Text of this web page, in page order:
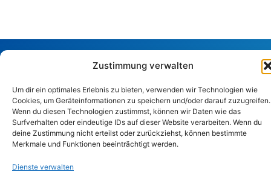
Zustimmung verwalten
Um dir ein optimales Erlebnis zu bieten, verwenden wir Technologien wie
Cookies, um Geräteinformationen zu speichern und/oder darauf zuzugreifen.
Wenn du diesen Technologien zustimmst, können wir Daten wie das
Surfverhalten oder eindeutige IDs auf dieser Website verarbeiten. Wenn du
deine Zustimmung nicht erteilst oder zurückziehst, können bestimmte
Merkmale und Funktionen beeinträchtigt werden.
Dienste verwalten
Copyright © 2024. Alle Rechte vorbehalten.
Tel: 0170 / 35 75 165
Sandstraße 29, 57586 Weitefeld